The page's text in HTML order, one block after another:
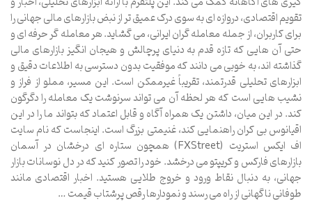
تقویم اقتصادی، دروازه ای به سوی درک عمیق تر از نبض بازارهای مالی جهانی را
برای کاربران، از جمله معامله گران ایرانی، می گشاید. هر معامله گر حرفه ای و
حتی آن هایی که تازه قدم به دنیای پرچالش و هیجان انگیز بازارهای مالی
گذاشته اند، به خوبی می دانند که موفقیت بدون دسترسی به اطلاعات دقیق و
ابزارهای تحلیلی قدرتمند، تقریباً غیرممکن است. این مسیر، مملو از فراز و
نشیب هایی است که هر لحظه آن می تواند سرنوشت یک معامله را دگرگون
کند. در این میان، داشتن یک همراه آگاه و قابل اعتماد که بتواند ما را در این
اقیانوس بی کران راهنمایی کند، غنیمتی بزرگ است. اینجاست که نام سایت
اف ایکس استریت (FXStreet) همچون ستاره ای درخشان در آسمان
بازارهای فارکس و کریپتو می درخشد. خود را تصور کنید که در دل نوسانات بازار
جهانی، به دنبال نقاط ورود و خروج طلایی هستید. اخبار اقتصادی مانند
طوفانی ناگهانی از راه می رسند و نمودارها رقص پرشتاب قیمت …